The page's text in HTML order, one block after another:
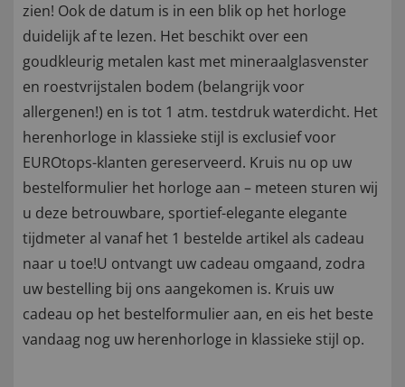
zien! Ook de datum is in een blik op het horloge
duidelijk af te lezen. Het beschikt over een
goudkleurig metalen kast met mineraalglasvenster
en roestvrijstalen bodem (belangrijk voor
allergenen!) en is tot 1 atm. testdruk waterdicht. Het
herenhorloge in klassieke stijl is exclusief voor
EUROtops-klanten gereserveerd. Kruis nu op uw
bestelformulier het horloge aan – meteen sturen wij
u deze betrouwbare, sportief-elegante elegante
tijdmeter al vanaf het 1 bestelde artikel als cadeau
naar u toe!U ontvangt uw cadeau omgaand, zodra
uw bestelling bij ons aangekomen is. Kruis uw
cadeau op het bestelformulier aan, en eis het beste
vandaag nog uw herenhorloge in klassieke stijl op.